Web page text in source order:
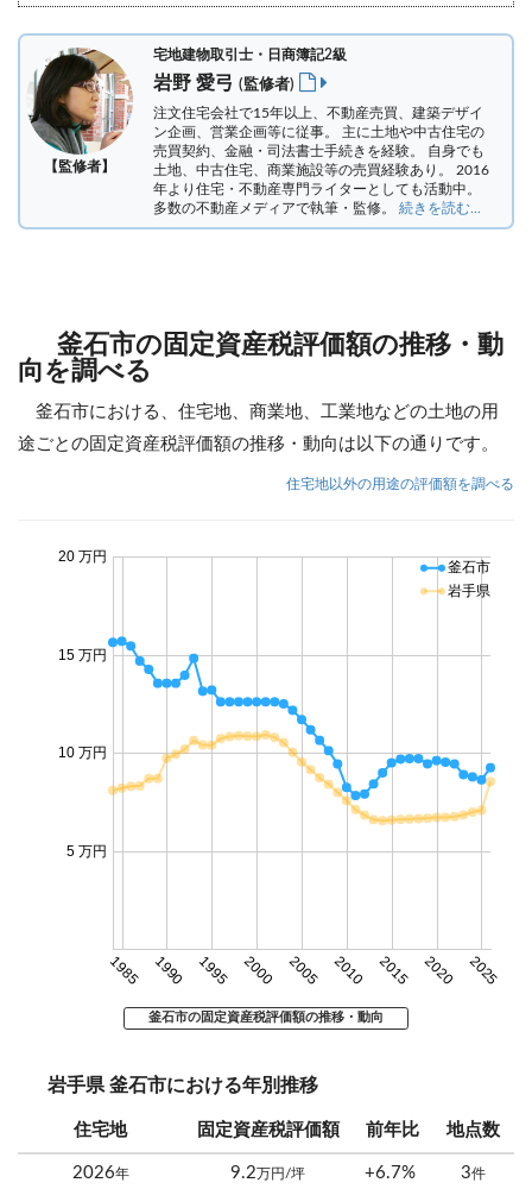
【監修者】
宅地建物取引士・日商簿記2級
岩野 愛弓 (監修者)
注文住宅会社で15年以上、不動産売買、建築デザイ
ン企画、営業企画等に従事。 主に土地や中古住宅の
売買契約、金融・司法書士手続きを経験。 自身でも
土地、中古住宅、商業施設等の売買経験あり。 2016
年より住宅・不動産専門ライターとしても活動中。
多数の不動産メディアで執筆・監修。 続きを読む...
釜石市の固定資産税評価額の推移・動
向を調べる
釜石市における、住宅地、商業地、工業地などの土地の用
途ごとの固定資産税評価額の推移・動向は以下の通りです。
住宅地以外の用途の評価額を調べる
1985 1990 1995 2000 2005 2010 2015 2020 2025
5 万円
10 万円
15 万円
20 万円
釜石市
岩手県
釜石市の固定資産税評価額の推移・動向
岩手県 釜石市における年別推移
住宅地 固定資産税評価額 前年比 地点数
2026年 9.2 万円/坪 +6.7% 3件